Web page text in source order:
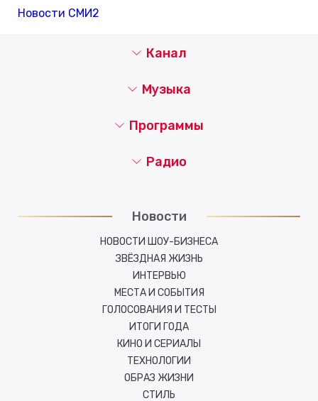
Новости СМИ2
Канал
Музыка
Новости
НОВОСТИ ШОУ-БИЗНЕСА
ЗВЁЗДНАЯ ЖИЗНЬ
ИНТЕРВЬЮ
МЕСТА И СОБЫТИЯ
ГОЛОСОВАНИЯ И ТЕСТЫ
ИТОГИ ГОДА
КИНО И СЕРИАЛЫ
ТЕХНОЛОГИИ
ОБРАЗ ЖИЗНИ
СТИЛЬ
Программы
Радио